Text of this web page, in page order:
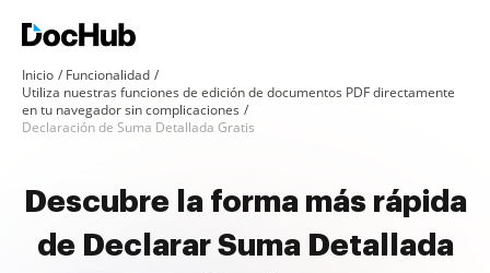
Inicio
Funcionalidad
Utiliza nuestras funciones de edición de documentos PDF directamente
en tu navegador sin complicaciones
Declaración de Suma Detallada Gratis
Descubre la forma más rápida
de Declarar Suma Detallada